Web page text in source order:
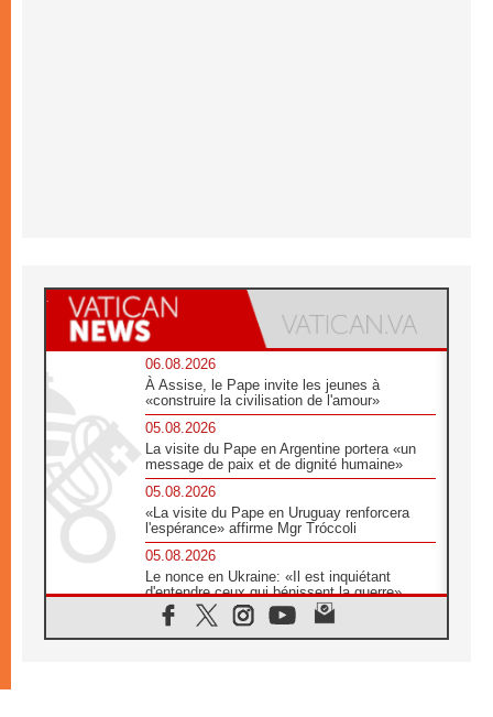
06.08.2026
À Assise, le Pape invite les jeunes à
«construire la civilisation de l'amour»
05.08.2026
La visite du Pape en Argentine portera «un
message de paix et de dignité humaine»
05.08.2026
«La visite du Pape en Uruguay renforcera
l'espérance» affirme Mgr Tróccoli
05.08.2026
Le nonce en Ukraine: «Il est inquiétant
d'entendre ceux qui bénissent la guerre»
05.08.2026
Léon XIV au Pérou, une lueur d'espoir pour